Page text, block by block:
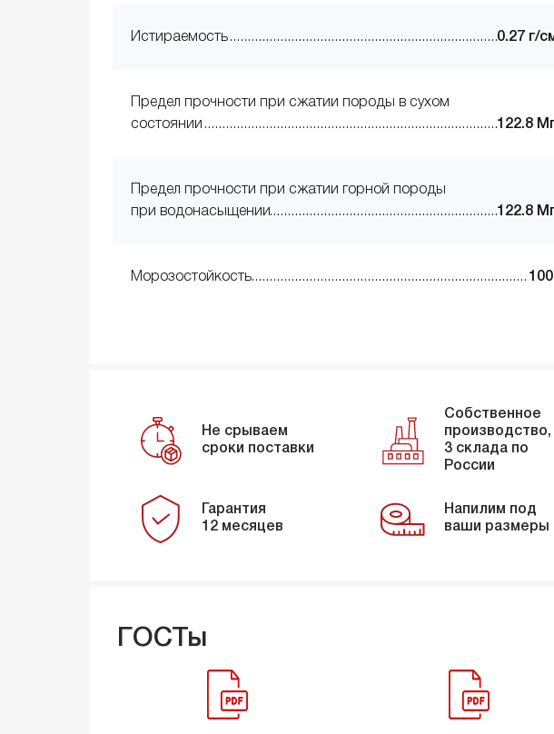
Истираемость 0.27 г/
Предел прочности при сжатии породы в сухом
состоянии
122.8
Предел прочности при сжатии горной породы
при водонасыщении
122.8
Морозостойкость 100
Не срываем
сроки поставки
Собственное
производство,
3 склада по
России
Гарантия
12 месяцев
Напилим под
ваши размеры
ГОСТы